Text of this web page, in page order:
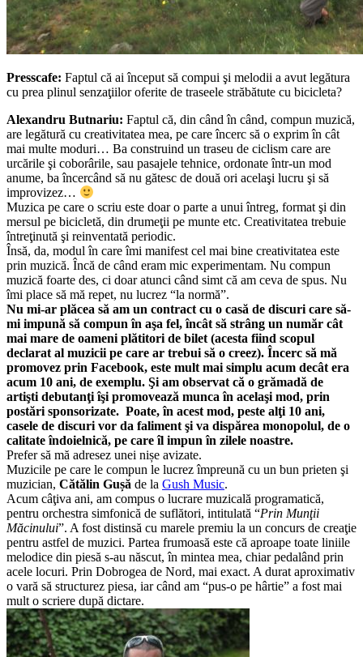
Presscafe: Faptul că ai început să compui şi melodii a avut legătura
cu prea plinul senzaţiilor oferite de traseele străbătute cu bicicleta?
Alexandru Butnariu: Faptul că, din când în când, compun muzică,
are legătură cu creativitatea mea, pe care încerc să o exprim în cât
mai multe moduri… Ba construind un traseu de ciclism care are
urcările şi coborârile, sau pasajele tehnice, ordonate într-un mod
anume, ba încercând să nu gătesc de două ori acelaşi lucru şi să
improvizez…
Muzica pe care o scriu este doar o parte a unui întreg, format şi din
mersul pe bicicletă, din drumeţii pe munte etc. Creativitatea trebuie
întreţinută şi reinventată periodic.
Însă, da, modul în care îmi manifest cel mai bine creativitatea este
prin muzică. Încă de când eram mic experimentam. Nu compun
muzică foarte des, ci doar atunci când simt că am ceva de spus. Nu
îmi place să mă repet, nu lucrez “la normă”.
Nu mi-ar plăcea să am un contract cu o casă de discuri care să-
mi impună să compun în aşa fel, încât să strâng un număr cât
mai mare de oameni plătitori de bilet (acesta fiind scopul
declarat al muzicii pe care ar trebui să o creez). Încerc să mă
promovez prin Facebook, este mult mai simplu acum decât era
acum 10 ani, de exemplu. Şi am observat că o grămadă de
artişti debutanţi îşi promovează munca în acelaşi mod, prin
postări sponsorizate. Poate, în acest mod, peste alţi 10 ani,
casele de discuri vor da faliment şi va dispărea monopolul, de o
calitate îndoielnică, pe care îl impun în zilele noastre.
Prefer să mă adresez unei nișe avizate.
Muzicile pe care le compun le lucrez împreună cu un bun prieten şi
muzician, Cătălin Gușă de la Gush Music.
Acum câţiva ani, am compus o lucrare muzicală programatică,
pentru orchestra simfonică de suflători, intitulată “Prin Munţii
Măcinului”. A fost distinsă cu marele premiu la un concurs de creaţie
pentru astfel de muzici. Partea frumoasă este că aproape toate liniile
melodice din piesă s-au născut, în mintea mea, chiar pedalând prin
acele locuri. Prin Dobrogea de Nord, mai exact. A durat aproximativ
o vară să structurez piesa, iar când am “pus-o pe hârtie” a fost mai
mult o scriere după dictare.